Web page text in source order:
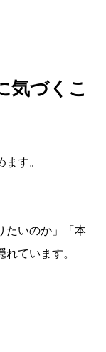
気づくこ
す。
たいのか」「本
ています。